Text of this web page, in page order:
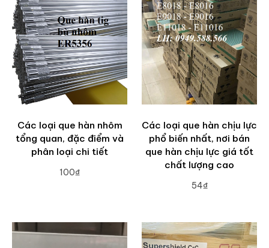
Các loại que hàn nhôm
tổng quan, đặc điểm và
phân loại chi tiết
100₫
Các loại que hàn chịu lực
phổ biến nhất, nơi bán
que hàn chịu lực giá tốt
chất lượng cao
54₫